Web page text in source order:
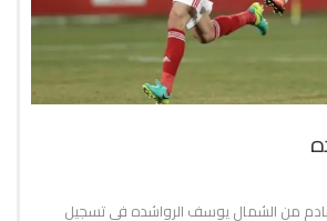
من الشمال يوسف الرواشده في تسجيل